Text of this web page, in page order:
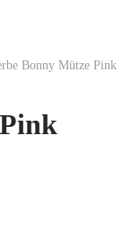
Bonny Mütze Pink